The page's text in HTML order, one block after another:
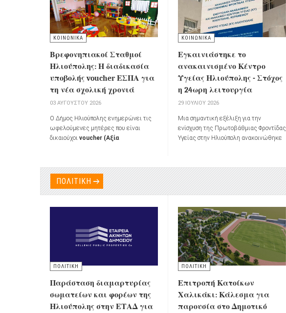
ΚΟΙΝΩΝΙΚΑ
Βρεφονηπιακοί Σταθμοί
Ηλιούπολης: Η διαδικασία
υποβολής voucher ΕΣΠΑ για
τη νέα σχολική χρονιά
03 ΑΥΓΟΎΣΤΟΥ 2026
Ο Δήμος Ηλιούπολης ενημερώνει τις
ωφελούμενες μητέρες που είναι
δικαιούχοι voucher (Αξία
διαδικασία εγγραφής και τοποθέτησης
βρεφών και προνηπίων στα
Διοίκησης Αλληλεγγύης, Φροντίδας
και Αγωγήςγια το σχολικό έτος2026-
ΚΟΙΝΩΝΙΚΑ
Εγκαινιάστηκε το
ανακαινισμένο Κέντρο
Υγείας Ηλιούπολης - Στόχος
η 24ωρη λειτουργία
29 ΙΟΥΛΊΟΥ 2026
Μια σημαντική εξέλιξη για την
ενίσχυση της Πρωτοβάθμιας Φροντίδας
Υγείας στην Ηλιούπολη ανακοινώθηκε
Ηλιούπολης (πρώην ΙΚΑ), καθώς,
μετατραπεί σεΚέντρο Υγείας 24ωρης
λειτουργίας εντός του 2026.
ΠΟΛΙΤΙΚΗ
ΠΟΛΙΤΙΚΗ
Παράσταση διαμαρτυρίας
σωματείων και φορέων της
Ηλιούπολης στην ΕΤΑΔ για
ΠΟΛΙΤΙΚΗ
Επιτροπή Κατοίκων
Χαλικάκι: Κάλεσμα για
παρουσία στο Δημοτικό